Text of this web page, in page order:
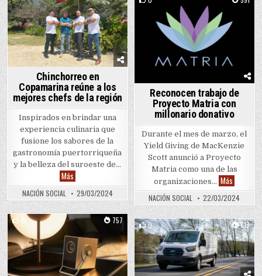
Chinchorreo en
Copamarina reúne a los
mejores chefs de la región
Inspirados en brindar una
experiencia culinaria que
fusione los sabores de la
gastronomía puertorriqueña
y la belleza del suroeste de…
MásChinchorreo en Copamarina reúne a los mejores chefs de la
NACIÓN SOCIAL 29/03/2024
Posted in
Reconocen trabajo de
Proyecto Matria con
millonario donativo
Durante el mes de marzo, el
Yield Giving de MacKenzie
Scott anunció a Proyecto
Matria como una de las
organizaciones… Más
NACIÓN SOCIAL 22/03/2024
0 757
Posted in
0 617
Posted in